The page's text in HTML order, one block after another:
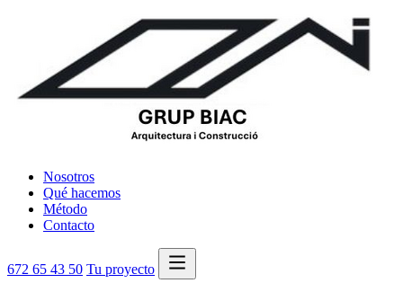
Nosotros
Qué hacemos
Método
Contacto
672 65 43 50 Tu proyecto